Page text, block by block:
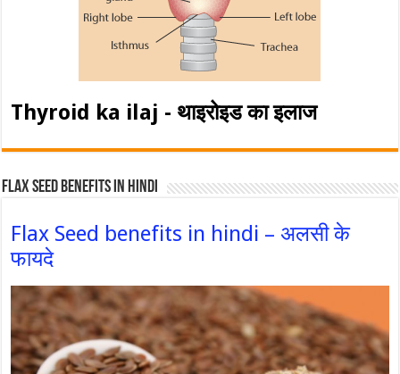
Thyroid ka ilaj - थाइरोइड का इलाज
Flax Seed Benefits in hindi
Flax Seed benefits in hindi – अलसी के
फायदे